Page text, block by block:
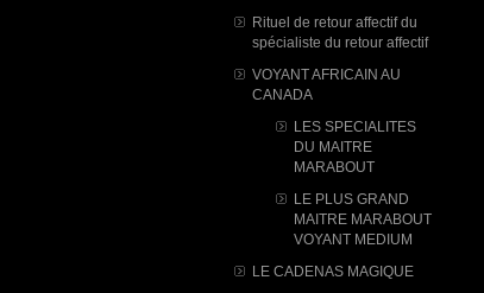
Rituel de retour affectif du
spécialiste du retour affectif
VOYANT AFRICAIN AU
CANADA
LES SPECIALITES
DU MAITRE
MARABOUT
LE PLUS GRAND
MAITRE MARABOUT
VOYANT MEDIUM
LE CADENAS MAGIQUE